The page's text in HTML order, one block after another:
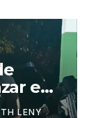
en
LENY